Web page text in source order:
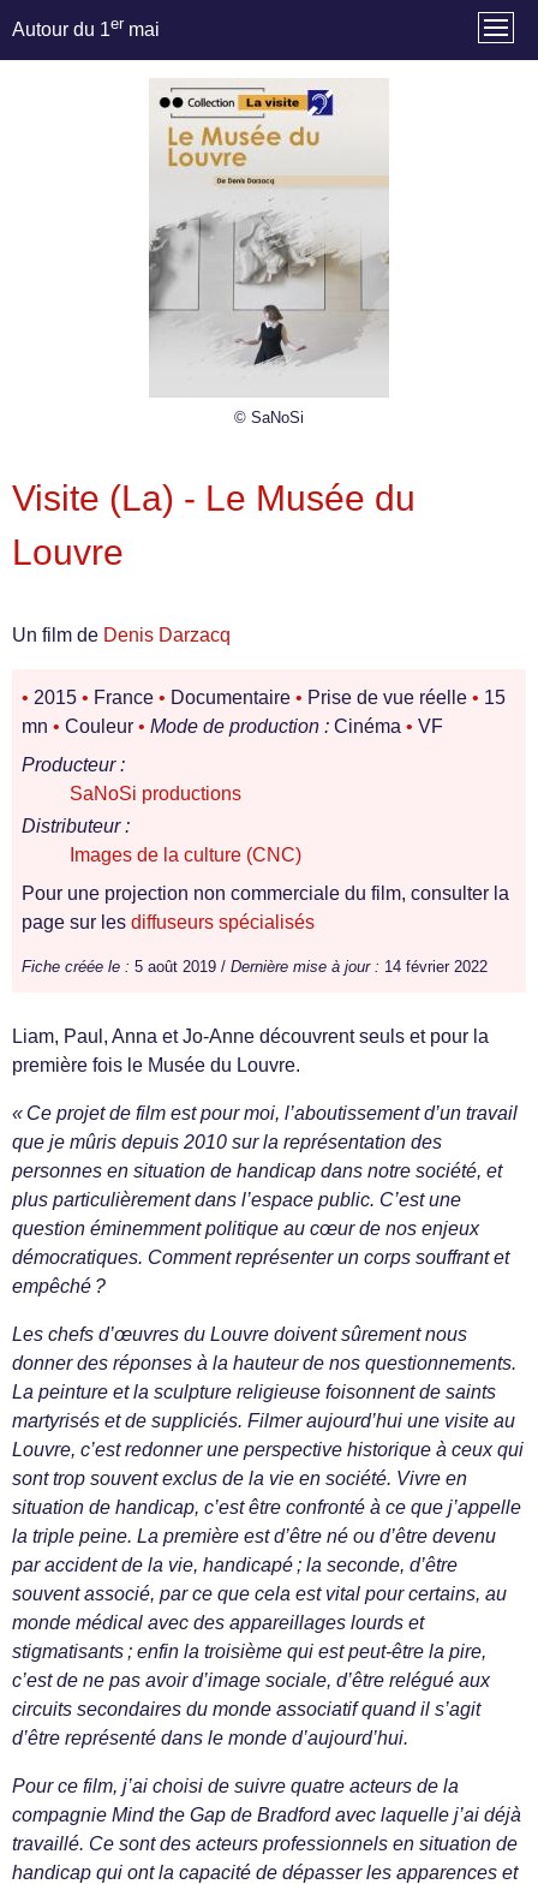
Autour du 1er mai
© SaNoSi
Visite (La) - Le Musée du
Louvre
Un film de Denis Darzacq
• 2015 • France • Documentaire • Prise de vue réelle • 15
mn • Couleur • Mode de production : Cinéma • VF
Producteur :
SaNoSi productions
Distributeur :
Images de la culture (CNC)
Pour une projection non commerciale du film, consulter la
page sur les diffuseurs spécialisés
Fiche créée le : 5 août 2019 / Dernière mise à jour : 14 février 2022
Liam, Paul, Anna et Jo-Anne découvrent seuls et pour la
première fois le Musée du Louvre.
« Ce projet de film est pour moi, l’aboutissement d’un travail
que je mûris depuis 2010 sur la représentation des
personnes en situation de handicap dans notre société, et
plus particulièrement dans l’espace public. C’est une
question éminemment politique au cœur de nos enjeux
démocratiques. Comment représenter un corps souffrant et
empêché ?
Les chefs d’œuvres du Louvre doivent sûrement nous
donner des réponses à la hauteur de nos questionnements.
La peinture et la sculpture religieuse foisonnent de saints
martyrisés et de suppliciés. Filmer aujourd’hui une visite au
Louvre, c’est redonner une perspective historique à ceux qui
sont trop souvent exclus de la vie en société. Vivre en
situation de handicap, c’est être confronté à ce que j’appelle
la triple peine. La première est d’être né ou d’être devenu
par accident de la vie, handicapé ; la seconde, d’être
souvent associé, par ce que cela est vital pour certains, au
monde médical avec des appareillages lourds et
stigmatisants ; enfin la troisième qui est peut-être la pire,
c’est de ne pas avoir d’image sociale, d’être relégué aux
circuits secondaires du monde associatif quand il s’agit
d’être représenté dans le monde d’aujourd’hui.
Pour ce film, j’ai choisi de suivre quatre acteurs de la
compagnie Mind the Gap de Bradford avec laquelle j’ai déjà
travaillé. Ce sont des acteurs professionnels en situation de
handicap qui ont la capacité de dépasser les apparences et